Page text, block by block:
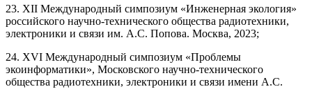
23. XII Международный симпозиум «Инженерная экология»
российского научно-технического общества радиотехники,
электроники и связи им. А.С. Попова. Москва, 2023;
24. XVI Международный симпозиум «Проблемы
экоинформатики», Московского научно-технического
общества радиотехники, электроники и связи имени А.С.